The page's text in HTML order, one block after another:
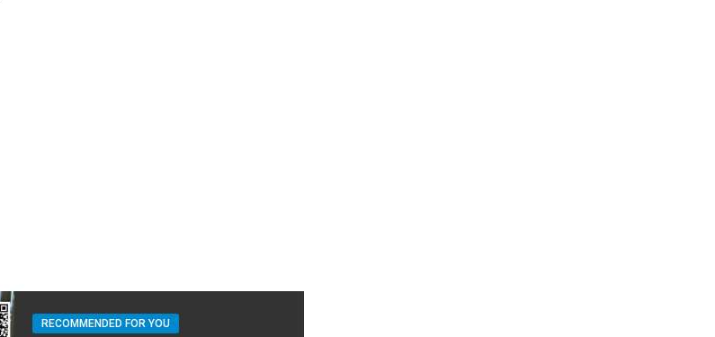
RECOMMENDED FOR YOU